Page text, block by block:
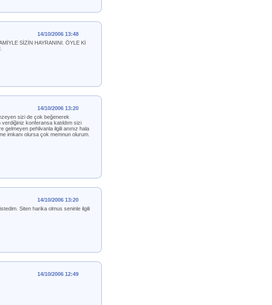
14/10/2006 13:48
SİZİN HAYRANINI. ÖYLE Kİ
14/10/2006 13:20
sizi de çok beğenerek
konferansa katıldım sizi
pehlivanla ilgili anınız hala
imkanı olursa çok memnun olurum.
14/10/2006 13:20
Siten harika olmus seninle ilgili
14/10/2006 12:49